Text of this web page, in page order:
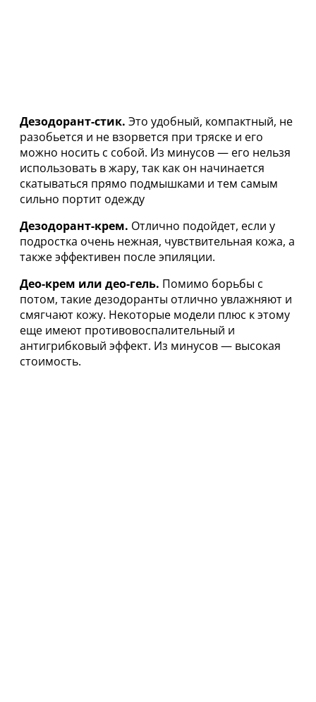
Дезодорант-стик. Это удобный, компактный, не
разобьется и не взорвется при тряске и его
можно носить с собой. Из минусов — его нельзя
использовать в жару, так как он начинается
скатываться прямо подмышками и тем самым
сильно портит одежду
Дезодорант-крем. Отлично подойдет, если у
подростка очень нежная, чувствительная кожа, а
также эффективен после эпиляции.
Део-крем или део-гель. Помимо борьбы с
потом, такие дезодоранты отлично увлажняют и
смягчают кожу. Некоторые модели плюс к этому
еще имеют противовоспалительный и
антигрибковый эффект. Из минусов — высокая
стоимость.